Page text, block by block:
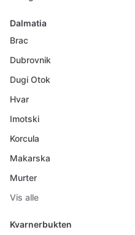
Dalmatia
Brac
Dubrovnik
Dugi Otok
Hvar
Imotski
Korcula
Makarska
Murter
Vis alle
Kvarnerbukten